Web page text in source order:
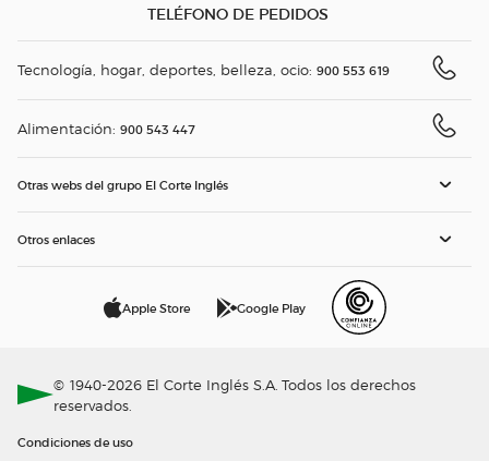
TELÉFONO DE PEDIDOS
Tecnología, hogar, deportes, belleza, ocio: 900 553 619
Alimentación: 900 543 447
Otras webs del grupo El Corte Inglés
Otros enlaces
Apple Store Google Play
© 1940-2026 El Corte Inglés S.A. Todos los derechos
reservados.
Condiciones de uso